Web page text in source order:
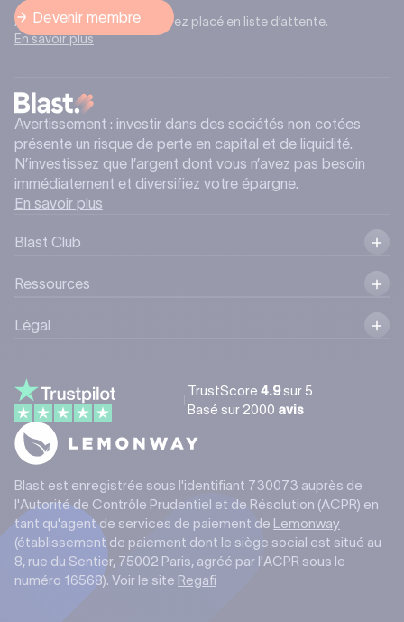
Après l’inscription, vous serez placé en liste d’attente.
En savoir plus
Avertissement : investir dans des sociétés non cotées
présente un risque de perte en capital et de liquidité.
N’investissez que l’argent dont vous n’avez pas besoin
immédiatement et diversifiez votre épargne.
En savoir plus
Blast Club
Ressources
Légal
TrustScore4.9sur 5
Basé sur 2000 avis
Blast est enregistrée sous l'identifiant 730073 auprès de
l'Autorité de Contrôle Prudentiel et de Résolution (ACPR) en
tant qu'agent de services de paiement de Lemonway
(établissement de paiement dont le siège social est situé au
8, rue du Sentier, 75002 Paris, agréé par l'ACPR sous le
numéro 16568). Voir le site Regafi